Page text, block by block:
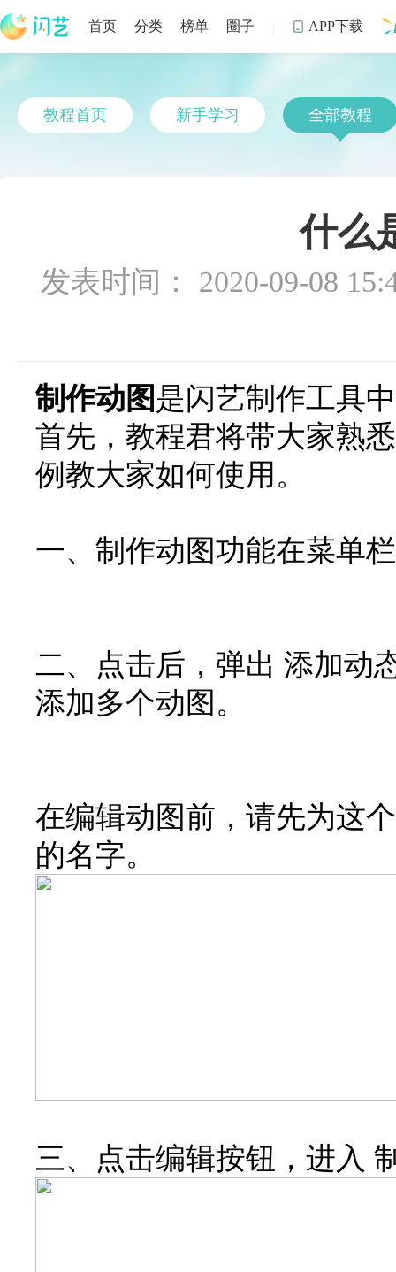
首页 分类 榜单 圈子  APP下载
教程首页 新手学习 全部教程
什么
发表时间： 2020-09-08
制作动图是闪艺制作工具
首先，教程君将带大家熟
例教大家如何使用。
一、制作动图功能在菜单
二、点击后，弹出 添加动
添加多个动图。
在编辑动图前，请先为这
的名字。
三、点击编辑按钮，进入